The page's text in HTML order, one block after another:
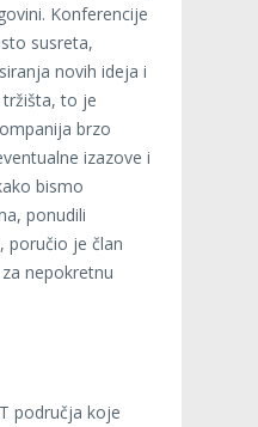
Konferencije
susreta,
novih ideja i
to je
brzo
izazove i
bismo
ponudili
poručio je član
nepokretnu
područja koje